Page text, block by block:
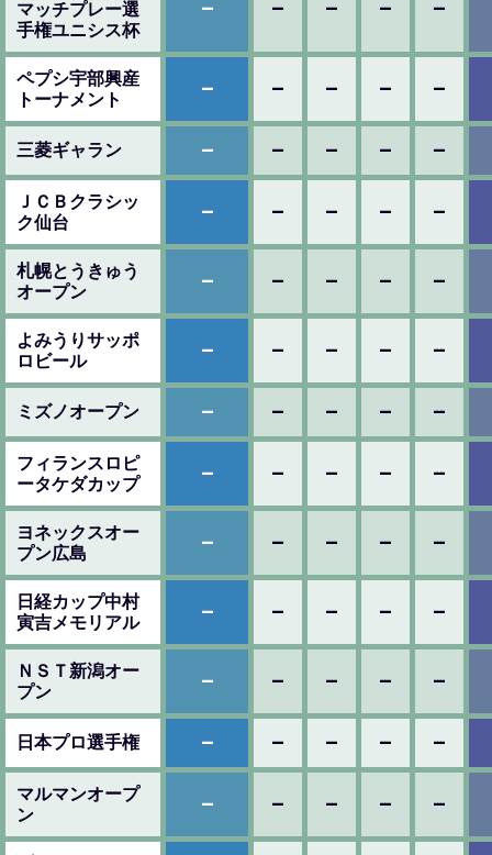
マッチプレー選
手権ユニシス杯
– – – – –
ペプシ宇部興産
トーナメント
– – – – –
三菱ギャラン – – – – –
ＪＣＢクラシッ
ク仙台
– – – – –
札幌とうきゅう
オープン
– – – – –
よみうりサッポ
ロビール
– – – – –
ミズノオープン – – – – –
フィランスロピ
ータケダカップ
– – – – –
ヨネックスオー
プン広島
– – – – –
日経カップ中村
寅吉メモリアル
– – – – –
ＮＳＴ新潟オー
プン
– – – – –
日本プロ選手権 – – – – –
マルマンオープ
ン
– – – – –